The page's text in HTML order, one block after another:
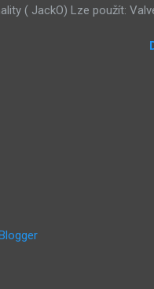
( JackO) Lze použít:
corridor Teorie: